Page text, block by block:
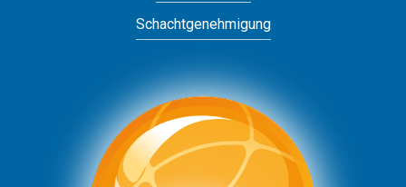
Schachtgenehmigung